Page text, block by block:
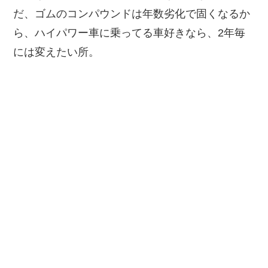
だ、ゴムのコンパウンドは年数劣化で固くなるか
ら、ハイパワー車に乗ってる車好きなら、2年毎
には変えたい所。